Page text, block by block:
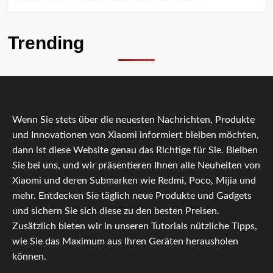
Trending
Wenn Sie stets über die neuesten Nachrichten, Produkte
und Innovationen von Xiaomi informiert bleiben möchten,
dann ist diese Website genau das Richtige für Sie. Bleiben
Sie bei uns, und wir präsentieren Ihnen alle Neuheiten von
Xiaomi und deren Submarken wie Redmi, Poco, Mijia und
mehr. Entdecken Sie täglich neue Produkte und Gadgets
und sichern Sie sich diese zu den besten Preisen.
Zusätzlich bieten wir in unseren Tutorials nützliche Tipps,
wie Sie das Maximum aus Ihren Geräten herausholen
können.